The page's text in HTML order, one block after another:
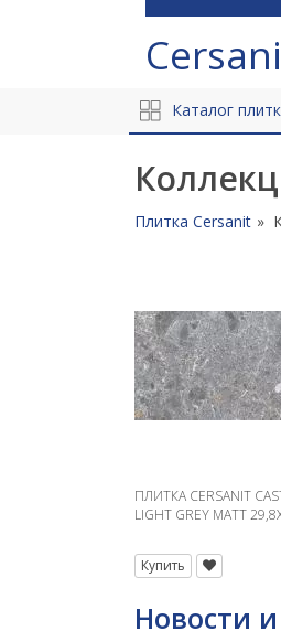
Каталог
Плитка Cersanit
ПЛИТКА CERSANIT
LIGHT GREY MATT
Купить
Новости